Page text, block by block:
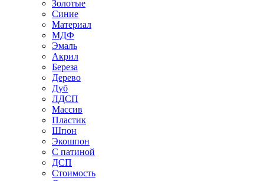
Золотые
Синие
Материал
МДФ
Эмаль
Акрил
Береза
Дерево
Дуб
ЛДСП
Массив
Пластик
Шпон
Экошпон
С патиной
ДСП
Стоимость